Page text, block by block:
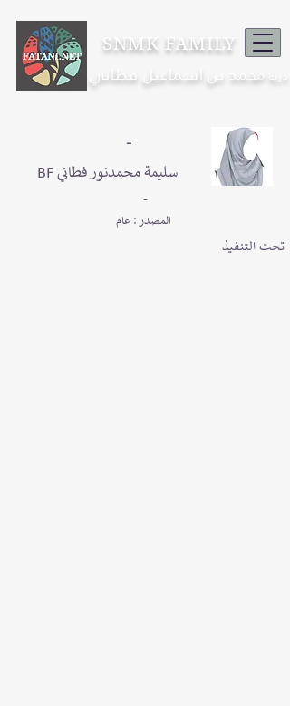
SNMK FAMILY
ذرية محمد بن اسماعيل فطاني
-
BF سليمة محمدنور فطاني
-
المصدر : عام
تحت التنفيذ